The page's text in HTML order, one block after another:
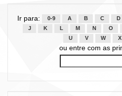
Ir para: 0-9 A B C D
J
K L M N O
U
V W X
ou entre com as